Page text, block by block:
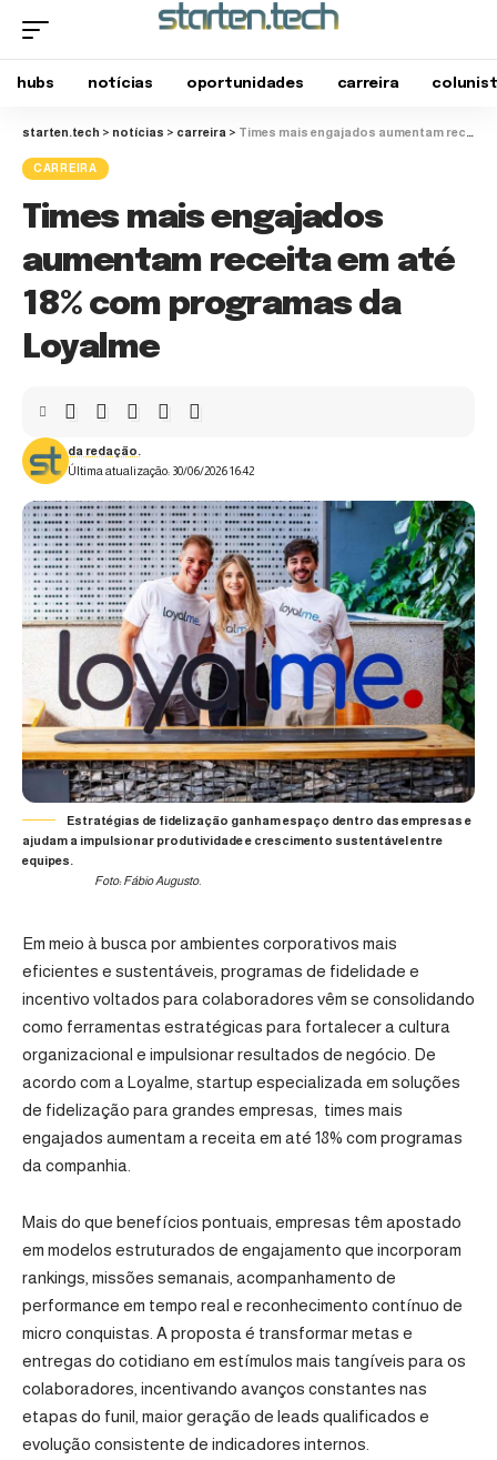
hubs notícias oportunidades carreira
starten.tech > notícias > carreira > Times mais engajados aumentam receita em até 18% com programas da Loyalme
CARREIRA
Times mais engajados
aumentam receita em até
18% com programas da
Loyalme
Última atualização: 30/06/2026 16:42
da redação.
Estratégias de fidelização ganham espaço dentro das empresas e
ajudam a impulsionar produtividade e crescimento sustentável entre
equipes.
Foto: Fábio Augusto.
Em meio à busca por ambientes corporativos mais
eficientes e sustentáveis, programas de fidelidade e
incentivo voltados para colaboradores vêm se consolidando
como ferramentas estratégicas para fortalecer a cultura
organizacional e impulsionar resultados de negócio. De
acordo com a Loyalme , startup especializada em soluções
de fidelização para grandes empresas, times mais
engajados aumentam a receita em até 18% com programas
da companhia.
Mais do que benefícios pontuais, empresas têm apostado
em modelos estruturados de engajamento que incorporam
rankings, missões semanais, acompanhamento de
performance em tempo real e reconhecimento contínuo de
micro conquistas. A proposta é transformar metas e
entregas do cotidiano em estímulos mais tangíveis para os
colaboradores, incentivando avanços constantes nas
etapas do funil, maior geração de leads qualificados e
evolução consistente de indicadores internos.